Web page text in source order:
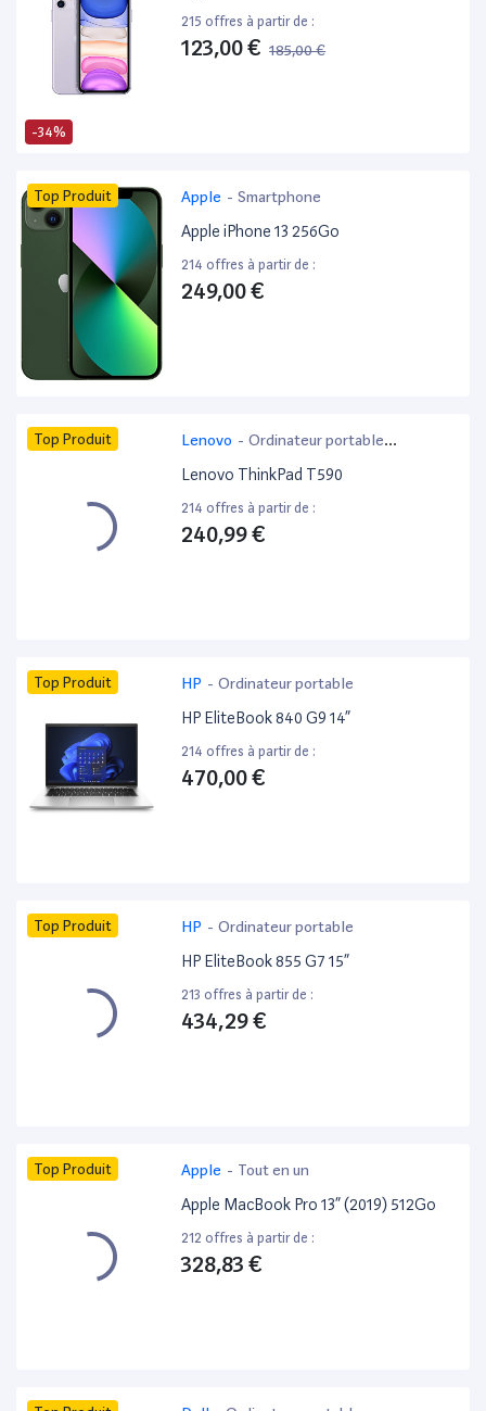
-34%
215 offres à partir de :
123,00 € 185,00 €
Top Produit Apple - Smartphone
Apple iPhone 13 256Go
214 offres à partir de :
249,00 €
Top Produit Lenovo - Ordinateur portable
bureautique
Lenovo ThinkPad T590
214 offres à partir de :
240,99 €
Top Produit HP - Ordinateur portable
HP EliteBook 840 G9 14”
214 offres à partir de :
470,00 €
Top Produit HP - Ordinateur portable
HP EliteBook 855 G7 15”
213 offres à partir de :
434,29 €
Top Produit Apple - Tout en un
Apple MacBook Pro 13” (2019) 512Go
212 offres à partir de :
328,83 €